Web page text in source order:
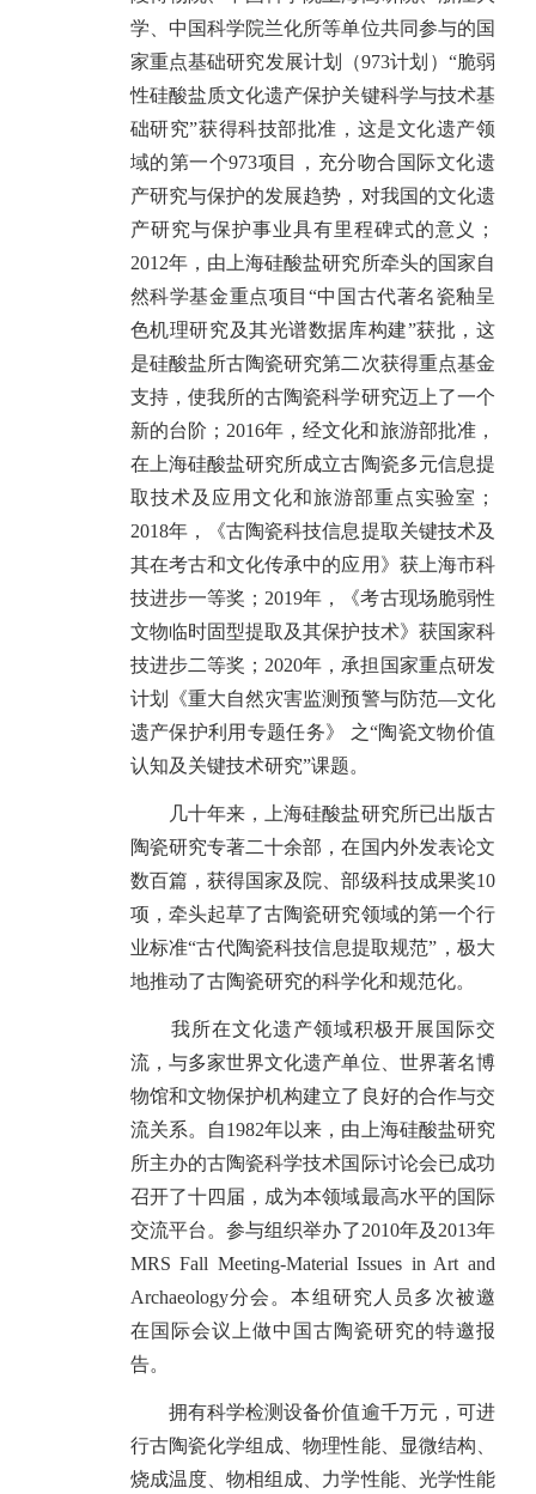
学、中国科学院兰化所等单位共同参与的国
家重点基础研究发展计划（973计划）“脆弱
性硅酸盐质文化遗产保护关键科学与技术基
础研究”获得科技部批准，这是文化遗产领
域的第一个973项目，充分吻合国际文化遗
产研究与保护的发展趋势，对我国的文化遗
产研究与保护事业具有里程碑式的意义；
2012年，由上海硅酸盐研究所牵头的国家自
然科学基金重点项目“中国古代著名瓷釉呈
色机理研究及其光谱数据库构建”获批，这
是硅酸盐所古陶瓷研究第二次获得重点基金
支持，使我所的古陶瓷科学研究迈上了一个
新的台阶；2016年，经文化和旅游部批准，
在上海硅酸盐研究所成立古陶瓷多元信息提
取技术及应用文化和旅游部重点实验室；
2018年，《古陶瓷科技信息提取关键技术及
其在考古和文化传承中的应用》获上海市科
技进步一等奖；2019年，《考古现场脆弱性
文物临时固型提取及其保护技术》获国家科
技进步二等奖；2020年，承担国家重点研发
计划《重大自然灾害监测预警与防范—文化
遗产保护利用专题任务》 之“陶瓷文物价值
认知及关键技术研究”课题。
几十年来，上海硅酸盐研究所已出版古
陶瓷研究专著二十余部，在国内外发表论文
数百篇，获得国家及院、部级科技成果奖10
项，牵头起草了古陶瓷研究领域的第一个行
业标准“古代陶瓷科技信息提取规范”，极大
地推动了古陶瓷研究的科学化和规范化。
我所在文化遗产领域积极开展国际交
流，与多家世界文化遗产单位、世界著名博
物馆和文物保护机构建立了良好的合作与交
流关系。自1982年以来，由上海硅酸盐研究
所主办的古陶瓷科学技术国际讨论会已成功
召开了十四届，成为本领域最高水平的国际
交流平台。参与组织举办了2010年及2013年
MRS Fall Meeting-Material Issues in Art and
Archaeology分会。本组研究人员多次被邀
在国际会议上做中国古陶瓷研究的特邀报
告。
拥有科学检测设备价值逾千万元，可进
行古陶瓷化学组成、物理性能、显微结构、
烧成温度、物相组成、力学性能、光学性能